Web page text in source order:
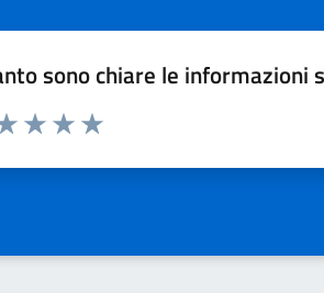
sono chiare le informazioni
1 a 5 stelle la pagina